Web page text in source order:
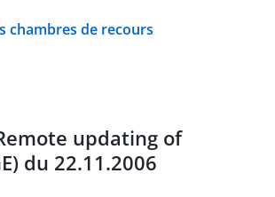
chambres de recours
updating of
du 22.11.2006